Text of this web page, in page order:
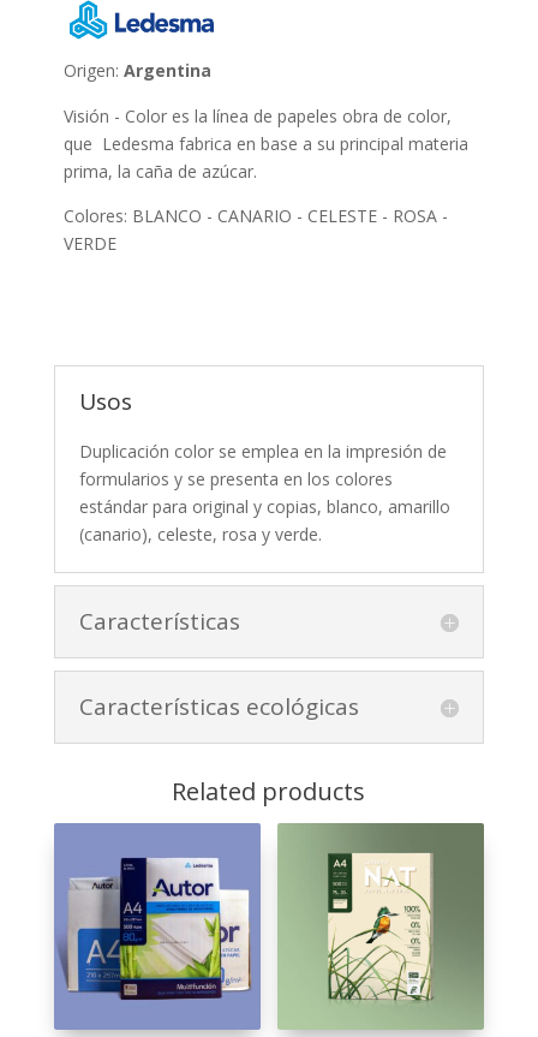
Origen: Argentina
Visión - Color es la línea de papeles obra de color,
que Ledesma fabrica en base a su principal materia
prima, la caña de azúcar.
Colores: BLANCO - CANARIO - CELESTE - ROSA -
VERDE
Usos
Duplicación color se emplea en la impresión de
formularios y se presenta en los colores
estándar para original y copias, blanco, amarillo
(canario), celeste, rosa y verde.
Características
Características ecológicas
Related products